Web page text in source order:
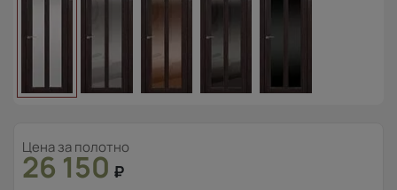
Цена за полотно
26 150 ₽